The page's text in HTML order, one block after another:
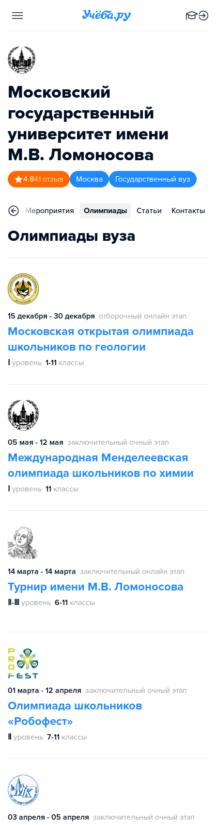
Московский
государственный
университет имени
М.В. Ломоносова
4.841 отзыв Москва Государственный вуз
Мероприятия Олимпиады Статьи Контакты
Олимпиады вуза
15 декабря - 30 декабря отборочный онлайн этап
Московская открытая олимпиада
школьников по геологии
Ⅰ уровень 1-11 классы
05 мая - 12 мая заключительный очный этап
Международная Менделеевская
олимпиада школьников по химии
Ⅰ уровень 11 классы
14 марта - 14 марта заключительный онлайн этап
Турнир имени М.В. Ломоносова
Ⅱ-Ⅲ уровень 6-11 классы
01 марта - 12 апреля заключительный очный этап
Олимпиада школьников
«Робофест»
Ⅱ уровень 7-11 классы
03 апреля - 05 апреля заключительный очный этап